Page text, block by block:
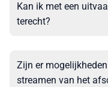
Kan ik met een
terecht?
Zijn er
streamen van het